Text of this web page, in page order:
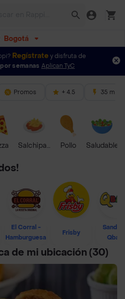
Bogotá
Regístrate y disfruta de
semanas Aplican TyC
Promos + 4.5 35 mins
Salchipapas Pollo Saludable
El Corral -
Hamburguesa
Frisby
de mi ubicación (30)